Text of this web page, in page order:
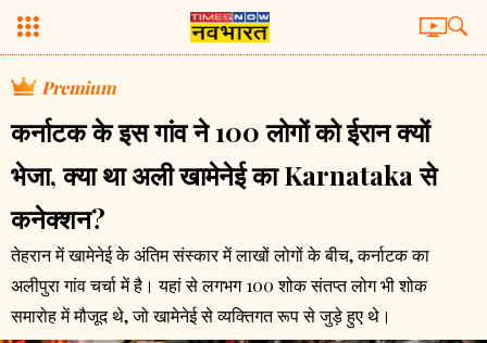
Premium
कर्नाटक के इस गांव ने 100 लोगों को ईरान क्यों
भेजा, क्या था अली खामेनेई का Karnataka से
कनेक्शन?
तेहरान में खामेनेई के अंतिम संस्कार में लाखों लोगों के बीच, कर्नाटक का
अलीपुरा गांव चर्चा में है। यहां से लगभग 100 शोक संतप्त लोग भी शोक
समारोह में मौजूद थे, जो खामेनेई से व्यक्तिगत रूप से जुड़े हुए थे।